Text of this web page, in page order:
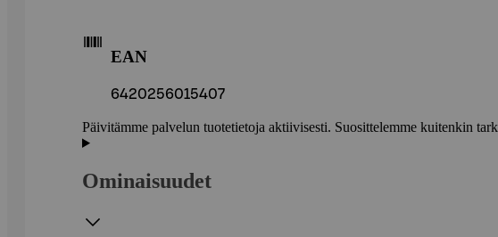
EAN
6420256015407
Päivitämme palvelun tuotetietoja aktiivisesti. Suosittelemme kuitenkin
Ominaisuudet